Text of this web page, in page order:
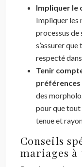
Impliquer le
Impliquer les
processus de
s’assurer que
respecté
Tenir
préférences
des
pour que tout
tenue et
Conseils
mariages à